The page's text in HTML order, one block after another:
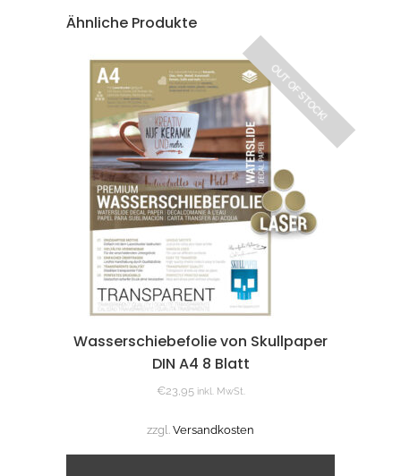
Ähnliche Produkte
OUT OF STOCK!
Wasserschiebefolie von Skullpaper
DIN A4 8 Blatt
€23,95 inkl. MwSt.
zzgl. Versandkosten